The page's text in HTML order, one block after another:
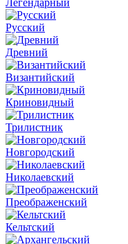
Легендарный
Русский
Древний
Византийский
Криновидный
Трилистник
Новгородский
Николаевский
Преображенский
Кельтский